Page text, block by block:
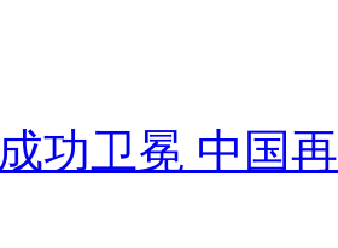
功卫冕 中国